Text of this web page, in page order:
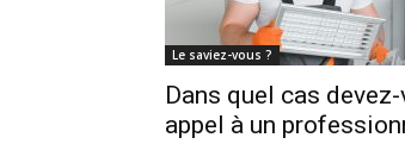
Le saviez-vous ?
Dans quel cas
appel à un